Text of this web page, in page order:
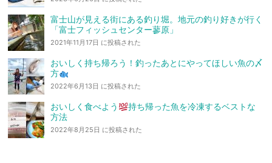
富士山が見える街にある釣り堀。地元の釣り好きが行く
「富士フィッシュセンター蓼原」
2021年11月17日 に投稿された
おいしく持ち帰ろう！釣ったあとにやってほしい魚の〆
方
2022年6月13日 に投稿された
おいしく食べよう
持ち帰った魚を冷凍するベストな
方法
2022年8月25日 に投稿された